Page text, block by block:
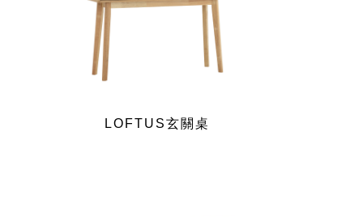
LOFTUS玄關桌